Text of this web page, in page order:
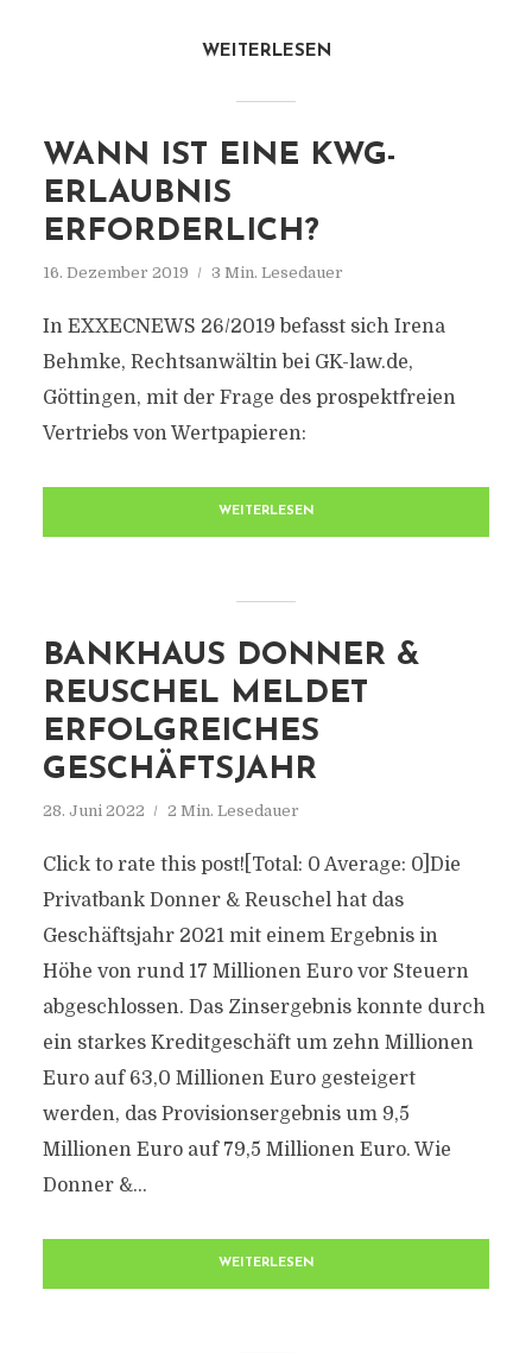
WEITERLESEN
WANN IST EINE KWG-
ERLAUBNIS
ERFORDERLICH?
16. Dezember 2019 3 Min. Lesedauer
In EXXECNEWS 26/2019 befasst sich Irena
Behmke, Rechtsanwältin bei GK-law.de,
Göttingen, mit der Frage des prospektfreien
Vertriebs von Wertpapieren:
WEITERLESEN
BANKHAUS DONNER &
REUSCHEL MELDET
ERFOLGREICHES
GESCHÄFTSJAHR
28. Juni 2022 2 Min. Lesedauer
Click to rate this post![Total: 0 Average: 0]Die
Privatbank Donner & Reuschel hat das
Geschäftsjahr 2021 mit einem Ergebnis in
Höhe von rund 17 Millionen Euro vor Steuern
abgeschlossen. Das Zinsergebnis konnte durch
ein starkes Kreditgeschäft um zehn Millionen
Euro auf 63,0 Millionen Euro gesteigert
werden, das Provisionsergebnis um 9,5
Millionen Euro auf 79,5 Millionen Euro. Wie
Donner &...
WEITERLESEN